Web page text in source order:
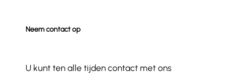
Neem contact op
U kunt ten alle tijden contact met ons